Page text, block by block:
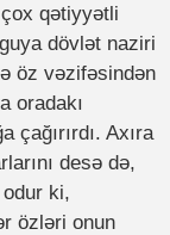
çox qətiyyətli
dövlət naziri
öz vəzifəsindən
oradakı
çağırırdı. Axıra
desə də,
ki,
özləri onun